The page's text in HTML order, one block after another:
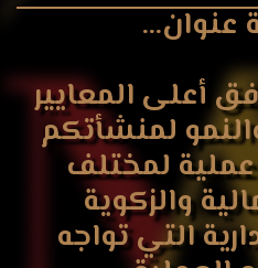
عنوان...
أعلى المعايير
لمنشأتكم
لمختلف
والزكوية
التي تواجه